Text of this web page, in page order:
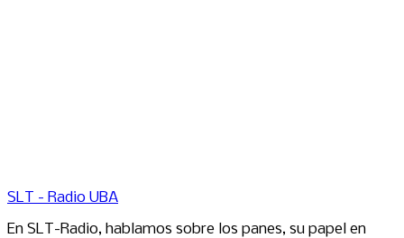
SLT - Radio UBA
En SLT-Radio, hablamos sobre los panes, su papel en